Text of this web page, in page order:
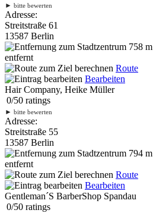
► bitte bewerten
Adresse:
Streitstraße 61
13587 Berlin
758 m
entfernt
Route
Bearbeiten
Hair Company, Heike Müller
0/50 ratings
► bitte bewerten
Adresse:
Streitstraße 55
13587 Berlin
794 m
entfernt
Route
Bearbeiten
Gentleman´S BarberShop Spandau
0/50 ratings